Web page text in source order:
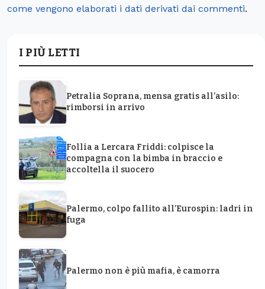
come vengono elaborati i dati derivati dai commenti.
I PIÙ LETTI
Petralia Soprana, mensa gratis all’asilo:
rimborsi in arrivo
Follia a Lercara Friddi: colpisce la
compagna con la bimba in braccio e
accoltella il suocero
Palermo, colpo fallito all’Eurospin: ladri in
fuga
Palermo non è più mafia, è camorra